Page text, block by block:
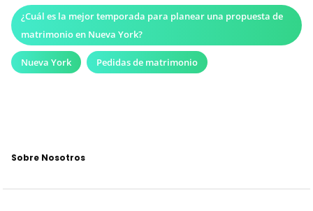
¿Cuál es la mejor temporada para planear una propuesta de
matrimonio en Nueva York?
Nueva York Pedidas de matrimonio
Sobre Nosotros